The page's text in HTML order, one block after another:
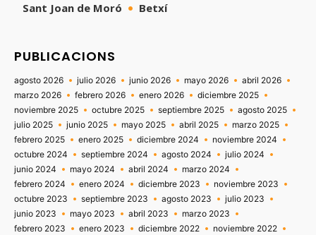
Sant Joan de Moró
Betxí
PUBLICACIONS
agosto 2026 julio 2026 junio 2026 mayo 2026
abril 2026
marzo 2026
febrero 2026 enero 2026
diciembre 2025
noviembre 2025
octubre 2025 septiembre 2025
agosto 2025
julio 2025
junio 2025 mayo 2025 abril 2025
marzo 2025
febrero 2025
enero 2025 diciembre 2024
noviembre 2024
octubre 2024
septiembre 2024 agosto 2024
julio 2024
junio 2024
mayo 2024 abril 2024
marzo 2024
febrero 2024
enero 2024 diciembre 2023
noviembre 2023
octubre 2023
septiembre 2023 agosto 2023
julio 2023
junio 2023
mayo 2023 abril 2023
marzo 2023
febrero 2023
enero 2023 diciembre 2022
noviembre 2022